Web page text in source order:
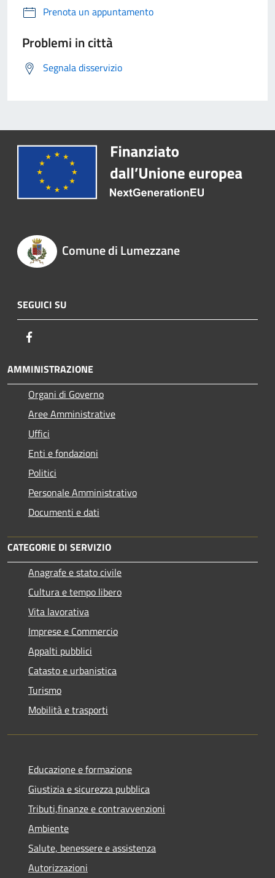
Prenota un appuntamento
Problemi in città
Segnala disservizio
Comune di Lumezzane
SEGUICI SU
AMMINISTRAZIONE
Organi di Governo
Aree Amministrative
Uffici
Enti e fondazioni
Politici
Personale Amministrativo
Documenti e dati
CATEGORIE DI SERVIZIO
Anagrafe e stato civile
Cultura e tempo libero
Vita lavorativa
Imprese e Commercio
Appalti pubblici
Catasto e urbanistica
Turismo
Mobilità e trasporti
Educazione e formazione
Giustizia e sicurezza pubblica
Tributi,finanze e contravvenzioni
Ambiente
Salute, benessere e assistenza
Autorizzazioni